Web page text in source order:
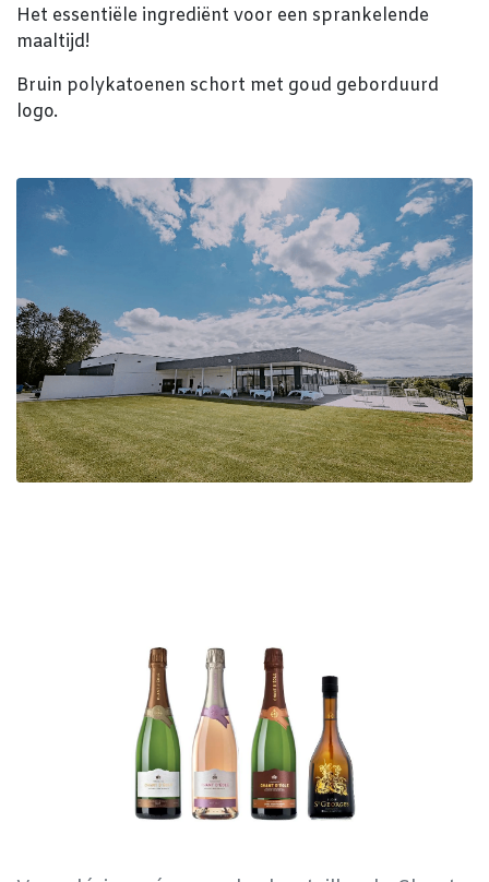
Het essentiële ingrediënt voor een sprankelende
maaltijd!
Bruin polykatoenen schort met goud geborduurd
logo.